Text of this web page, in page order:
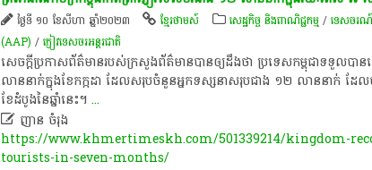
ថ្ងៃទី ១០ ខែសីហា ឆ្នាំ២០២៣ ខ្មែរថាមស៍ សេដ្ឋកិច្ច និងពាណិជ្ជកម្ម/ទេសចរណ៍
(AAP) /ភ្ញៀវទេសចរ​​អន្តរជាតិ​​
សេចក្តី​ប្រកាស​ព័ត៌មាន​របស់​ក្រសួង​ព័ត៌មាន​បាន​ឲ្យ​ដឹង​ថា​ ប្រទេស​កម្ពុជា​ទទួល​បា
លាន​នាក់​ក្នុង​ខែកក្កដា​ ដែល​សរុប​ចំនួន​អ្នក​ទស្សនា​សរុប​ជាង​ ១២​ លាន​នាក់​ ដែល​
ខែ​ដំបូង​នៃ​ឆ្នាំ​នេះ​។...
 ញាន ចំរុង
https://www.khmertimeskh.com/501339214/kingdom-
tourists-in-seven-months/